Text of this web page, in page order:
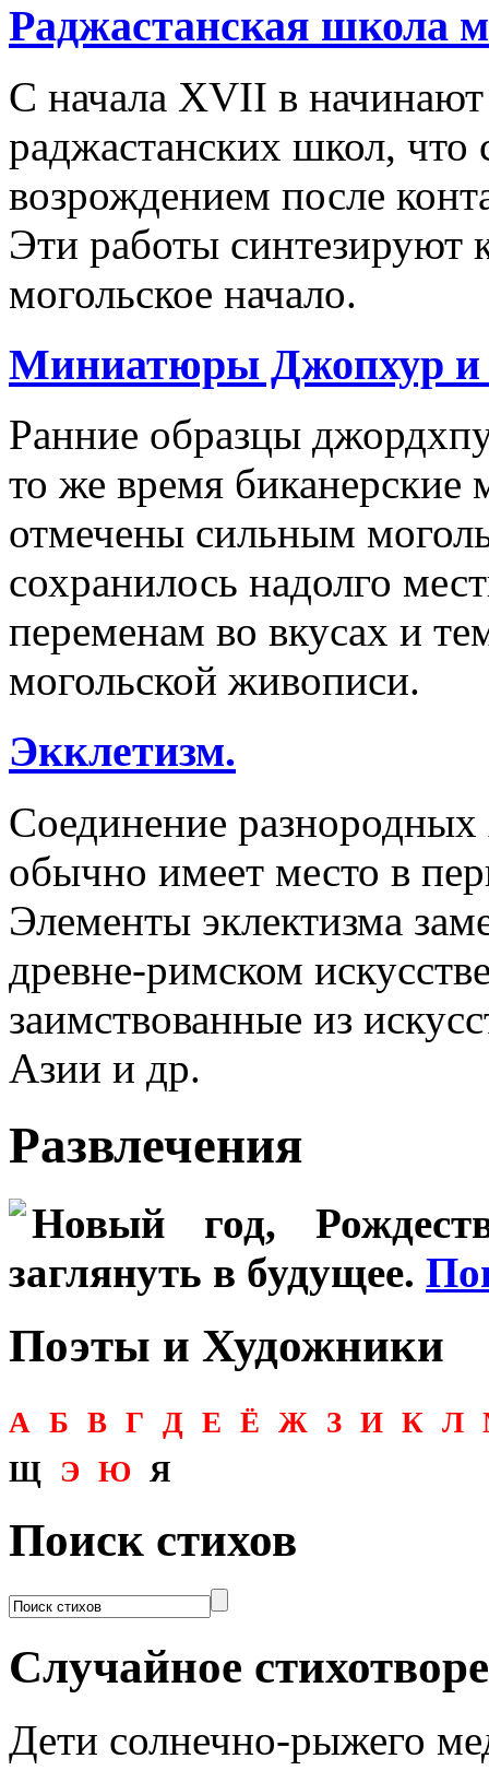
Раджастанская школа
С начала XVII в
раджастанских школ,
возрождением после
Эти работы синтезируют
могольское начало.
Миниатюры Джопхур и
Ранние образцы
то же время
отмечены сильным
сохранилось надолго
переменам во вкусах и
могольской живописи.
Экклетизм.
Соединение
обычно имеет место в
Элементы эклектизма
древне-римском
заимствованные из
Азии и др.
Развлечения
Новый год,
заглянуть в будущее.
Поэты и Художники
А Б В Г Д Е Ё Ж З И К Л
Щ Э Ю Я
Поиск стихов
Случайное
Дети солнечно-рыжего